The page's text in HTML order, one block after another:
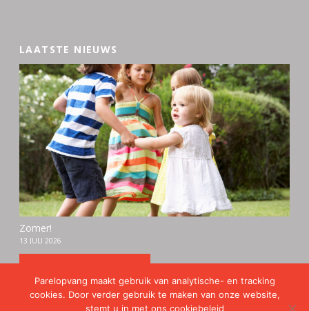
LAATSTE NIEUWS
Zomer!
13 JULI 2026
Parelopvang maakt gebruik van analytische- en tracking
cookies. Door verder gebruik te maken van onze website,
stemt u in met ons cookiebeleid